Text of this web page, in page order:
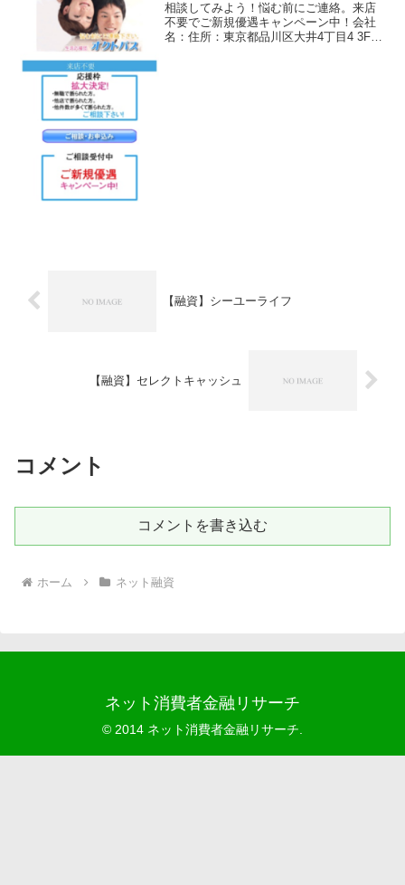
相談してみよう！悩む前にご連絡。来店
不要でご新規優遇キャンペーン中！会社
名：住所：東京都品川区大井4丁目4 3F連
【融資】シーユーライフ
【融資】セレクトキャッシュ
コメント
コメントを書き込む
ホーム ネット融資
ネット消費者金融リサーチ
© 2014 ネット消費者金融リサーチ.